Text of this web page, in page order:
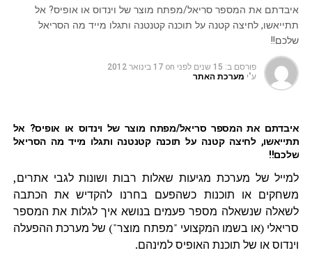
איבדתם את המספר סריאל/מפתח מוצר של וינדוס או אופיס? אל
תתייאשו, לחיצה קטנה על תוכנה קטנטנה ותגלו מייד מה הסריאל
שלכם!!
פורסם ב: 15 שנים לפני on 17 בינואר 2012
ע"י מערכת האתר
איבדתם את המספר סריאל/מפתח מוצר של וינדוס או אופיס? אל
תתייאשו, לחיצה קטנה על תוכנה קטנטנה ותגלו מייד מה הסריאל
שלכם!!
למייל של מערכת מגיעות שאלות רבות ושונות לגבי אתרים,
משחקים או תוכנות כשהפעם בחרנו להקדיש את הכתבה
לשאלה שנשאלה מספר פעמים בנושא איך לגלות את המספר
סריאלי (או בשמו המקצועי "מפתח מוצר") של מערכת ההפעלה
וינדוס או של תוכנת האופיס למינהם.